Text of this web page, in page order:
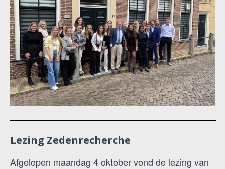
Lezing Zedenrecherche
Afgelopen maandag 4 oktober vond de lezing van